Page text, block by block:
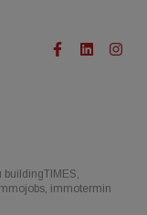
immotermin